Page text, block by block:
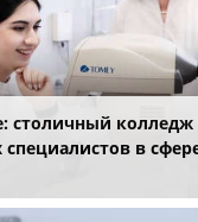
столичный колледж
специалистов в